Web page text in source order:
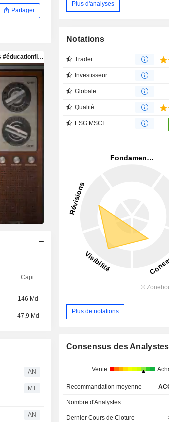
Partager
Capi.
146 Md
47,9 Md
AN
MT
AN
Plus d'analyses
Notations
Trader
Investisseur
Globale
Qualité
ESG MSCI
Plus de notations
Consensus des Analystes
Vente
Recommandation moyenne
Nombre d'Analystes
Dernier Cours de Cloture